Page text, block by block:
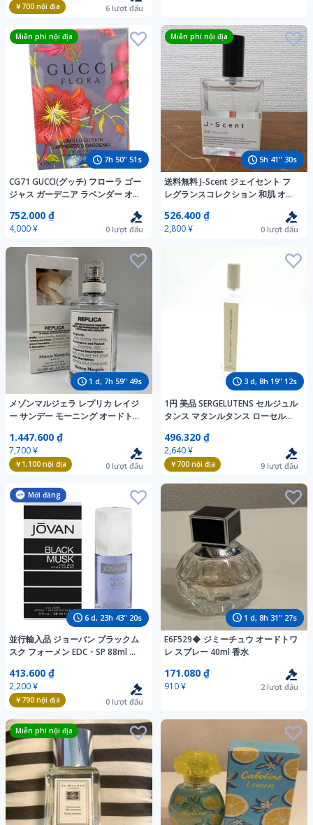
￥700nội địa 6 lượt đấu
7h 50" 49 s
Miễn phí nội địa
CG71 GUCCI(グッチ) フローラ ゴー
ジャス ガーデニア ラベンダー オー
2020 EDT SP 50ml
752.000 ₫
4,000 ¥ 0 lượt đấu
5h 41" 28s
Miễn phí nội địa
送料無料 J-Scent ジェイセント フ
レグランスコレクション 和肌 オー
526.400 ₫
2,800 ¥ 0 lượt đấu
1 d, 7h 59" 47s
メゾンマルジェラ レプリカ レイジ
ー サンデー モーニング オードトワ
1.447.600 ₫
7,700 ¥
￥1,100nội địa 0 lượt đấu
3 d, 8h 19" 10s
1円 美品 SERGELUTENS セルジュル
タンス マタンルタンス ローセルジ
ファム EDP 残量多 BO12827AM
496.320 ₫
2,640 ¥
￥700nội địa 9 lượt đấu
6 d, 23h 43" 18s
Mới đăng
並行輸入品 ジョーバン ブラックム
スク フォーメン EDC・SP 88ml 香
MUSK FOR MEN COLOGNE 新品 未
使用
413.600 ₫
2,200 ¥
￥790nội địa 0 lượt đấu
1 d, 8h 31" 25s
E6F529◆ ジミーチュウ オードトワ
レ スプレー 40ml 香水
171.080 ₫
910 ¥ 2 lượt đấu
Miễn phí nội địa